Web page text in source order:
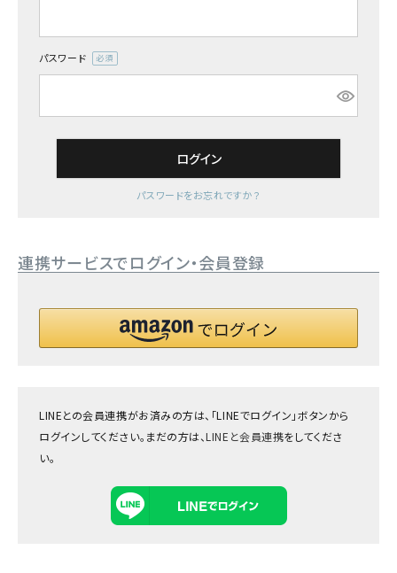
パスワード
(必
ログイン
パスワードをお忘れですか？
連携サービスでログイン・会員登録
LINEとの会員連携がお済みの方は、「LINEでログイン」ボタンから
ログインしてください。まだの方は、LINEと会員連携をしてくださ
い。